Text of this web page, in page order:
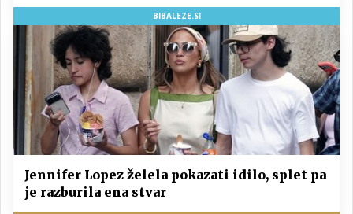
BIBALEZE.SI
Jennifer Lopez želela pokazati idilo, splet pa
je razburila ena stvar